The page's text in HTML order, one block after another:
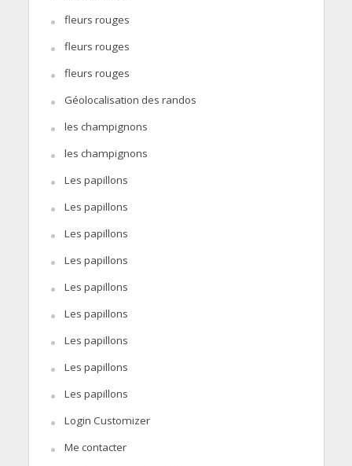
fleurs rouges
fleurs rouges
fleurs rouges
Géolocalisation des randos
les champignons
les champignons
Les papillons
Les papillons
Les papillons
Les papillons
Les papillons
Les papillons
Les papillons
Les papillons
Les papillons
Login Customizer
Me contacter